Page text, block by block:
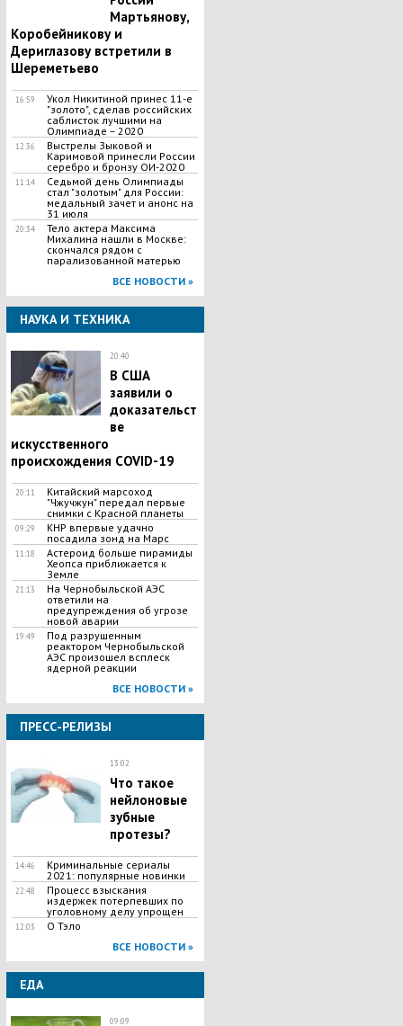
Мартьянову,
Коробейникову и
Дериглазову встретили в
Шереметьево
16:59
Укол Никитиной принес 11-е
"золото", сделав российских
саблисток лучшими на
Олимпиаде – 2020
12:36
Выстрелы Зыковой и
Каримовой принесли России
серебро и бронзу ОИ-2020
11:14
Седьмой день Олимпиады
стал "золотым" для России:
медальный зачет и анонс на
31 июля
20:34
Тело актера Максима
Михалина нашли в Москве:
скончался рядом с
парализованной матерью
ВСЕ НОВОСТИ »
НАУКА И ТЕХНИКА
20:40
В США
заявили о
доказательст
ве
искусственного
происхождения COVID-19
20:11
Китайский марсоход
"Чжучжун" передал первые
снимки с Красной планеты
09:29
КНР впервые удачно
посадила зонд на Марс
11:18
Астероид больше пирамиды
Хеопса приближается к
Земле
21:13
На Чернобыльской АЭС
ответили на
предупреждения об угрозе
новой аварии
19:49
Под разрушенным
реактором Чернобыльской
АЭС произошел всплеск
ядерной реакции
ВСЕ НОВОСТИ »
ПРЕСС-РЕЛИЗЫ
13:02
Что такое
нейлоновые
зубные
протезы?
14:46
Криминальные сериалы
2021: популярные новинки
22:48
Процесс взыскания
издержек потерпевших по
уголовному делу упрощен
12:03
О Тэло
ВСЕ НОВОСТИ »
ЕДА
09:09